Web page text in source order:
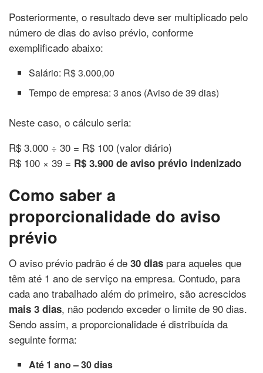
Posteriormente, o resultado deve ser multiplicado pelo
número de dias do aviso prévio, conforme
exemplificado abaixo:
Salário: R$ 3.000,00
Tempo de empresa: 3 anos (Aviso de 39 dias)
Neste caso, o cálculo seria:
R$ 3.000 ÷ 30 = R$ 100 (valor diário)
R$ 100 × 39 = R$ 3.900 de aviso prévio indenizado
Como saber a
proporcionalidade do aviso
prévio
O aviso prévio padrão é de 30 dias para aqueles que
têm até 1 ano de serviço na empresa. Contudo, para
cada ano trabalhado além do primeiro, são acrescidos
mais 3 dias, não podendo exceder o limite de 90 dias.
Sendo assim, a proporcionalidade é distribuída da
seguinte forma:
Até 1 ano – 30 dias